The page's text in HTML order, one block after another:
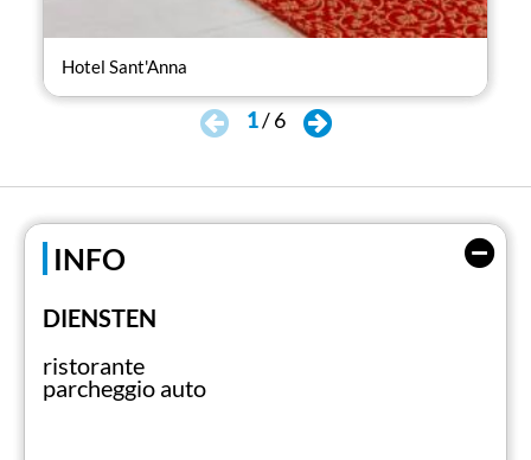
Hotel Sant'Anna
1/6
INFO
DIENSTEN
ristorante
parcheggio auto